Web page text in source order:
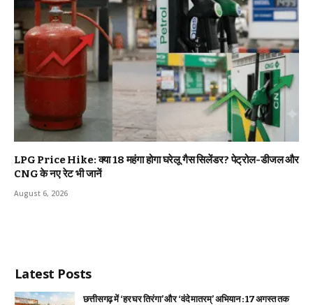
LPG Price Hike: क्या ₹18 महंगा होगा घरेलू गैस सिलेंडर? पेट्रोल-डीजल और
CNG के नए रेट भी जानें
August 6, 2026
Latest Posts
छत्तीसगढ़ में ‘हर घर तिरंगा’ और ‘वंदे मातरम्’ अभियान : 17 अगस्त तक